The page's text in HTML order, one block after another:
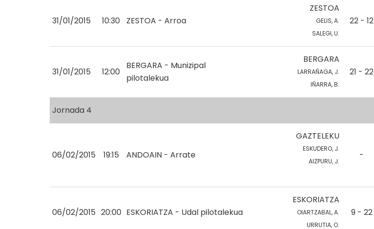
31/01/2015 10:30 ZESTOA - Arroa
ZESTOA
GELIS, A.
SALEGI, U.
22 - 12
31/01/2015 12:00
BERGARA - Munizipal
pilotalekua
BERGARA
LARRAÑAGA, J.
IÑARRA, B.
21 - 22
Jornada 4
06/02/2015 19:15 ANDOAIN - Arrate
GAZTELEKU
ESKUDERO, J.
AIZPURU, J.
-
06/02/2015 20:00 ESKORIATZA - Udal pilotalekua
ESKORIATZA
OIARTZABAL, A.
URRUTIA, O.
9 - 22